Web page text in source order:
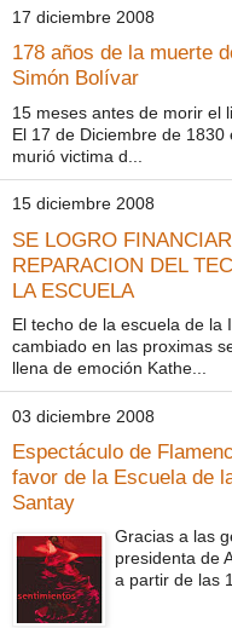
17 diciembre 2008
178 años de la muerte
Simón Bolívar
15 meses antes de morir el
El 17 de Diciembre de
murió victima d...
15 diciembre 2008
SE LOGRO
REPARACION DEL
LA ESCUELA
El techo de la escuela de la
cambiado en las proximas
llena de emoción Kathe...
03 diciembre 2008
Espectáculo de
favor de la Escuela de
Santay
Gracias a las
presidenta de
a partir de las